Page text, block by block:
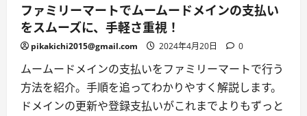
つ
い
て
し
読
む
ファミリーマートでムームードメインの支払い
をスムーズに、手軽さ重視！
pikakichi2015@gmail.com 2024年4月20日 0
ムームードメインの支払いをファミリーマートで行う
方法を紹介。手順を追ってわかりやすく解説します。
ドメインの更新や登録支払いがこれまでよりもずっと